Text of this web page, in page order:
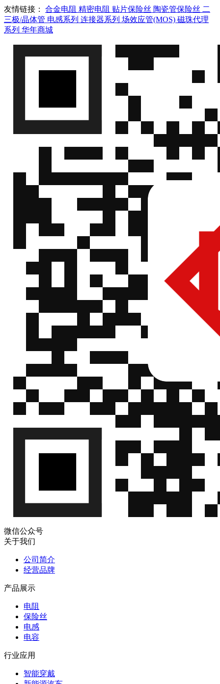
友情链接： 合金电阻 精密电阻 贴片保险丝 陶瓷管保险丝 二
三极/晶体管 电感系列 连接器系列 场效应管(MOS) 磁珠代理
系列 华年商城
微信公众号
关于我们
公司简介
经营品牌
产品展示
电阻
保险丝
电感
电容
行业应用
智能穿戴